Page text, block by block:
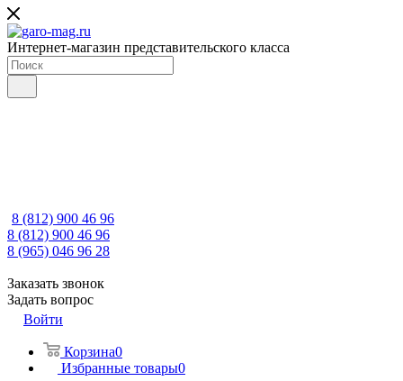
Интернет-магазин представительского класса
8 (812) 900 46 96
8 (812) 900 46 96
8 (965) 046 96 28
Заказать звонок
Задать вопрос
Войти
Корзина0
Избранные товары0